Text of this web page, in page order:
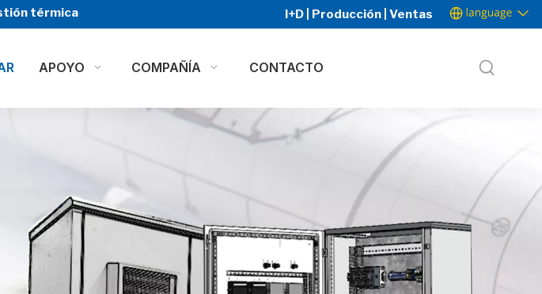
térmica I+D | Producción | Ventas
APOYO COMPAÑÍA CONTACTO